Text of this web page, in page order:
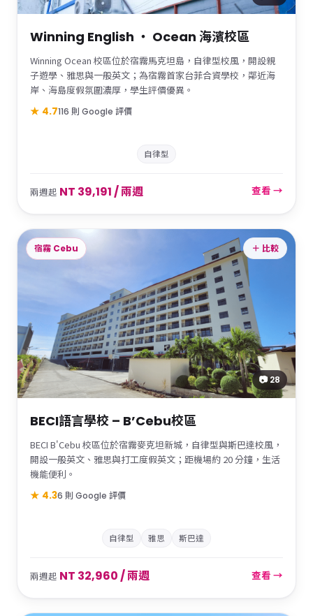
Winning English ・ Ocean 海濱校區
Winning Ocean 校區位於宿霧馬克坦島，自律型校風，開設親
子遊學、雅思與一般英文；為宿霧首家台菲合資學校，鄰近海
岸、海島度假氛圍濃厚，學生評價優異。
★ 4.7116 則 Google 評價
自律型
兩週起 NT 39,191 / 兩週 查看 →
宿霧 Cebu
📷 28
＋ 比較
BECI語言學校 – B’Cebu校區
BECI B'Cebu 校區位於宿霧麥克坦新城，自律型與斯巴達校風，
開設一般英文、雅思與打工度假英文；距機場約 20 分鐘，生活
機能便利。
★ 4.36 則 Google 評價
自律型 雅思 斯巴達
兩週起 NT 32,960 / 兩週 查看 →